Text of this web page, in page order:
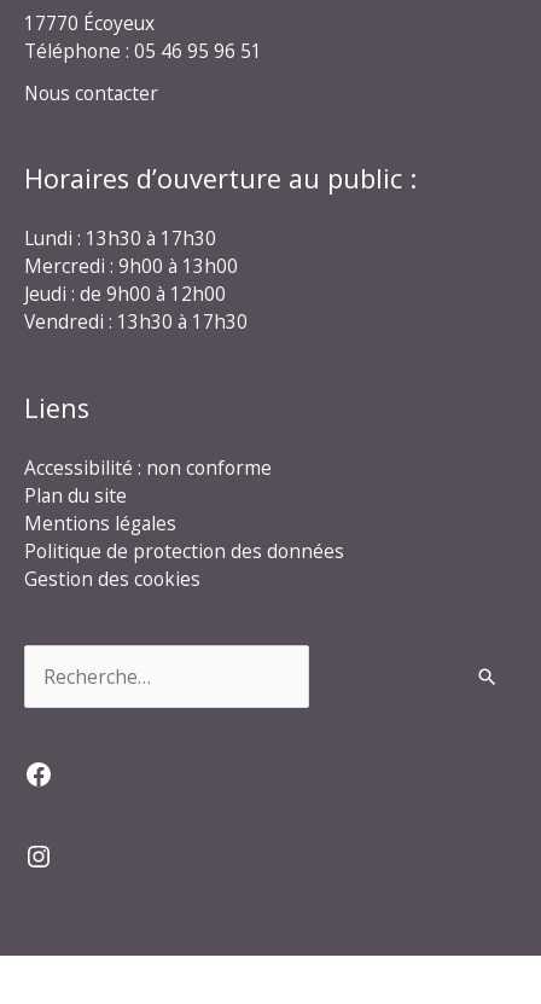
17770 Écoyeux
Téléphone : 05 46 95 96 51
Nous contacter
Horaires d’ouverture au public :
Lundi : 13h30 à 17h30
Mercredi : 9h00 à 13h00
Jeudi : de 9h00 à 12h00
Vendredi : 13h30 à 17h30
Liens
Accessibilité : non conforme
Plan du site
Mentions légales
Politique de protection des données
Gestion des cookies
Facebook
Instagram